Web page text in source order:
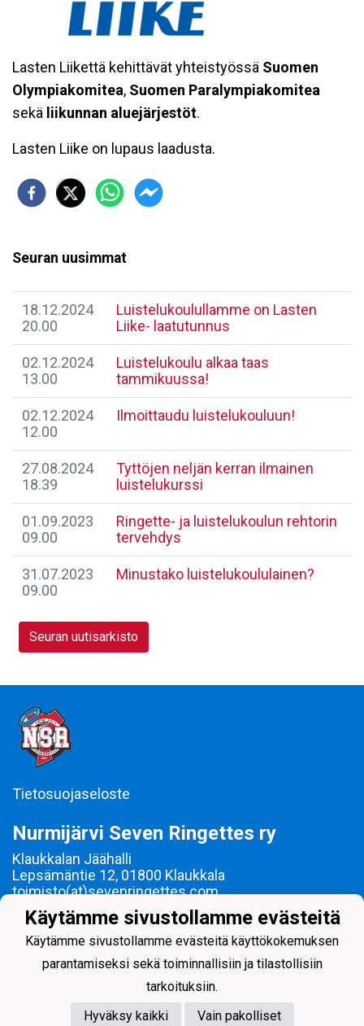
Lasten Liikettä kehittävät yhteistyössä Suomen
Olympiakomitea, Suomen Paralympiakomitea
sekä liikunnan aluejärjestöt.
Lasten Liike on lupaus laadusta.
Seuran uusimmat
18.12.2024
20.00
Luistelukoulullamme on Lasten
Liike- laatutunnus
02.12.2024
13.00
Luistelukoulu alkaa taas
tammikuussa!
02.12.2024
12.00
Ilmoittaudu luistelukouluun!
27.08.2024
18.39
Tyttöjen neljän kerran ilmainen
luistelukurssi
01.09.2023
09.00
Ringette- ja luistelukoulun rehtorin
tervehdys
31.07.2023
09.00
Minustako luistelukoululainen?
Seuran uutisarkisto
Tietosuojaseloste
Nurmijärvi Seven Ringettes ry
Klaukkalan Jäähalli
Lepsämäntie 12, 01800 Klaukkala
toimisto(at)sevenringettes.com
Y-tunnus: 1619658-9
Ringetteä Nurmijärvellä vuodesta 2000!
Käytämme sivustollamme evästeitä
Käytämme sivustollamme evästeitä käyttökokemuksen
parantamiseksi sekä toiminnallisiin ja tilastollisiin
tarkoituksiin.
Hyväksy kaikki
Vain pakolliset